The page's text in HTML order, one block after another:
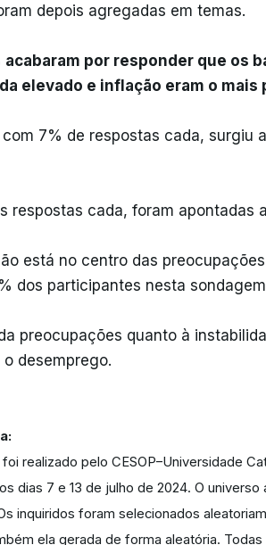
depois agregadas em temas.
acabaram por responder que os
elevado e inflação eram o mais
7% de respostas cada, surgiu
respostas cada, foram apontadas
está no centro das
dos participantes nesta
preocupações quanto à
desemprego.
realizado pelo CESOP–Universidade
dias 7 e 13 de julho de 2024. O
inquiridos foram selecionados
ela gerada de forma aleatória.